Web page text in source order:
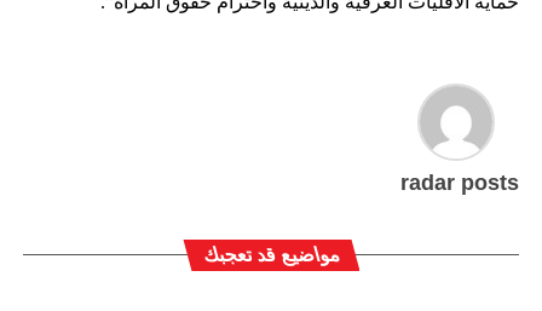
radar posts
مواضيع قد تعجبك